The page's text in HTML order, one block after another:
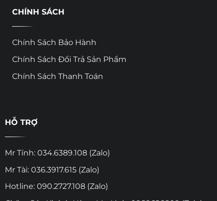
CHÍNH SÁCH
Chính Sách Bảo Hành
Chính Sách Đổi Trả Sản Phẩm
Chính Sách Thanh Toán
HỖ TRỢ
Mr Tính: 034.6389.108 (Zalo)
Mr Tài: 036.3917.615 (Zalo)
Hotline: 090.2727.108 (Zalo)